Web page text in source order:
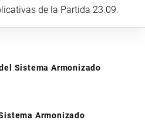
de la Partida 23.09.
Sistema Armonizado
Armonizado